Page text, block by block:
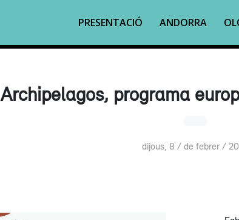
PRESENTACIÓ ANDORRA
Archipelagos, programa
dijous, 8 / de febrer /